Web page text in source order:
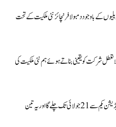
کے باوجود دمبولا فرنچائز نئی ملکیت کے تحت
شرکت کو یقینی بناتے ہوئے ہم نئی ملکیت کی
غیر متزلزل افراد کے لیے، ایل پی ایل کا پانچواں ایڈیشن یکم سے 21 جولائی تک چلے گا اور یہ تین